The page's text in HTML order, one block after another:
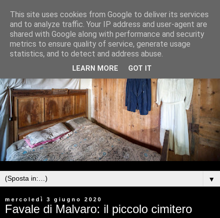
▼
mercoledì 3 giugno 2020
Favale di Malvaro: il piccolo cimitero
This site uses cookies from Google to deliver its services
and to analyze traffic. Your IP address and user-agent are
shared with Google along with performance and security
metrics to ensure quality of service, generate usage
statistics, and to detect and address abuse.
LEARN MORE GOT IT